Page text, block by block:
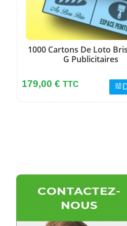
1000 Cartons De Loto
G Publicitaires
Prix
179,00 € TTC tune